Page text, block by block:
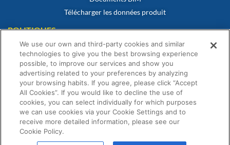
Télécharger les données produit
POLITIQUES
Politique en matière de cookies
Avertissement
Politique de confidentialité
Conditions générales de vente
Déclaration de garantie
We use our own and third-party cookies and similar
technologies to give you the best browsing experience
possible, to improve our services and show you
advertising related to your preferences by analyzing
your browsing habits. If you agree, please click “Accept
All Cookies”. If you would like to decline the use of
cookies, you can select individually for which purposes
we can use cookies via your Cookie Settings and to
receive more detailed information, please see our
Cookie Policy.